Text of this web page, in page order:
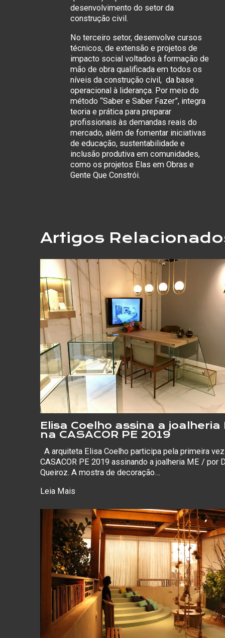
desenvolvimento do setor da
construção civil.
No terceiro setor, desenvolve cursos
técnicos, de extensão e projetos de
impacto social voltados à formação de
mão de obra qualificada em todos os
níveis da construção civil, da base
operacional à liderança. Por meio do
método “Saber e Saber Fazer”, integra
teoria e prática para preparar
profissionais às demandas reais do
mercado, além de fomentar iniciativas
de educação, sustentabilidade e
inclusão produtiva em comunidades,
como os projetos Elas em Obras e
Gente Que Constrói.
Artigos
Elisa Coelho assina a joalheria
na CASACOR PE 2019
A arquiteta Elisa Coelho participa pela primeira
CASACOR PE 2019 assinando a joalheria ME / por
Queiroz. A mostra de decoração…
Leia Mais